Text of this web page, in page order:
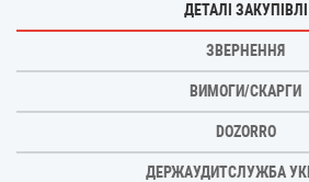
ДЕТАЛІ ЗАКУПІВЛІ
ЗВЕРНЕННЯ
ВИМОГИ/СКАРГИ
DOZORRO
ДЕРЖАУДИТСЛУЖБА